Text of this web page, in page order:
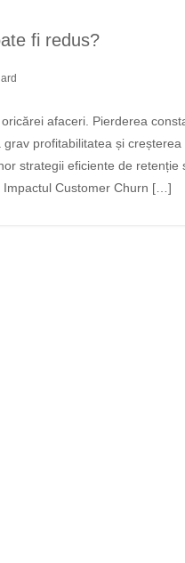
fi redus?
profitabilitatea și creșterea
strategii eficiente de retenție
Impactul Customer Churn […]